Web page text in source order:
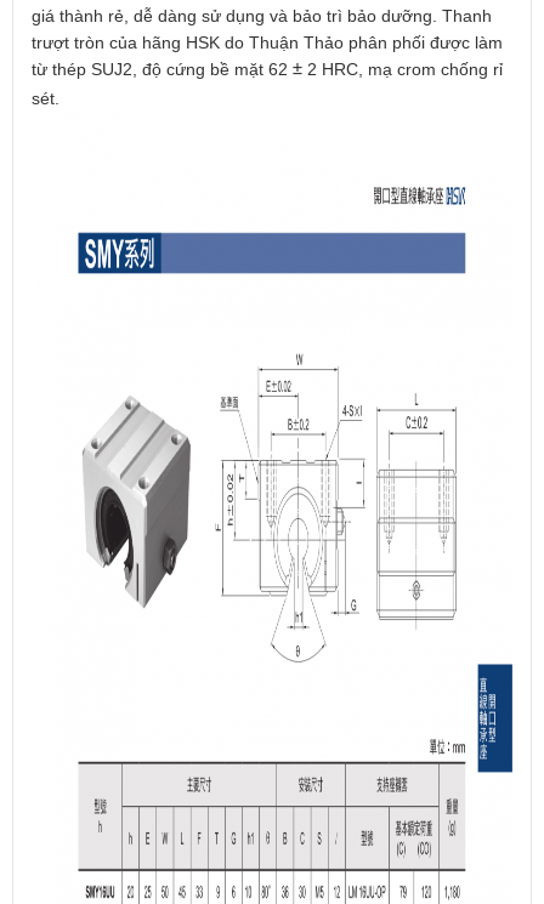
giá thành rẻ, dễ dàng sử dụng và bảo trì bảo dưỡng. Thanh
trượt tròn của hãng HSK do Thuận Thảo phân phối được làm
từ thép SUJ2, độ cứng bề mặt 62 ± 2 HRC, mạ crom chống rỉ
sét.